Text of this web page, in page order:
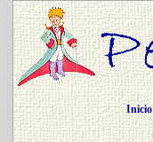
Inicio